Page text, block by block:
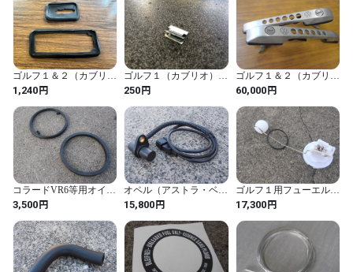
ゴルフ１＆２（カブリ
オ）等用アウタードアハ
ンドル部リプレースガス
ケットセット
1,240円
ゴルフ１（カブリオ）等
用レイントレイクリップ
リプレース
250円
ゴルフ１＆２（カブリ
オ）用アルミビレットア
ウタードアハンドルペア
60,000円
コラードVR6等用オイル
クーラーOリングセット
3,500円
オペル（アストラ・ベク
トラ・カリブラ・オメガ
等）用クランクシャフト
ポジションセンサー
15,800円
ゴルフ１用フューエルセ
ンダーゲージリプレース
17,300円